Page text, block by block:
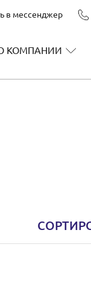
в мессенджер
КОМПАНИИ